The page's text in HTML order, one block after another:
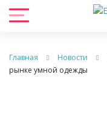
Главная Новости
рынке умной одежды